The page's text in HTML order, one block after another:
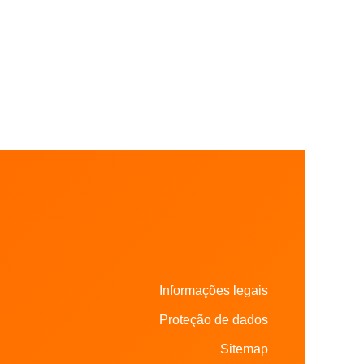
Informações legais
Proteção de dados
Sitemap